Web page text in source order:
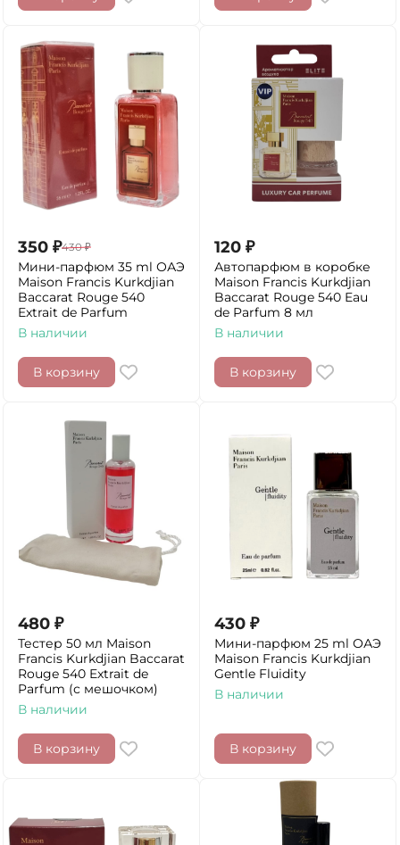
350 ₽430 ₽
Мини-парфюм 35 ml ОАЭ
Maison Francis Kurkdjian
Baccarat Rouge 540
Extrait de Parfum
В наличии
В корзину
120 ₽
Автопарфюм в коробке
Maison Francis Kurkdjian
Baccarat Rouge 540 Eau
de Parfum 8 мл
В наличии
В корзину
480 ₽
Тестер 50 мл Maison
Francis Kurkdjian Baccarat
Rouge 540 Extrait de
Parfum (с мешочком)
В наличии
В корзину
430 ₽
Мини-парфюм 25 ml ОАЭ
Maison Francis Kurkdjian
Gentle Fluidity
В наличии
В корзину